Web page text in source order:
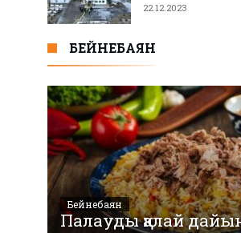
22.12.2023
БЕЙНЕБАЯН
Бейнебаян
Палауды қалай